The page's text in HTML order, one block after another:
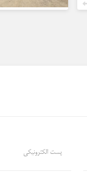
پست الکترونیکی